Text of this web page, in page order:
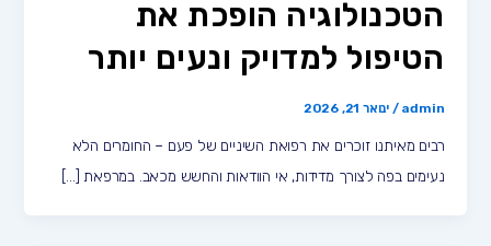
הטכנולוגיה הופכת את
הטיפול למדויק ונעים יותר
admin
/ ינואר 21, 2026
רבים מאיתנו זוכרים את רפואת השיניים של פעם – החומרים הלא
נעימים בפה לצורך מדידות, אי הוודאות והחשש מכאב. במרפאת […]